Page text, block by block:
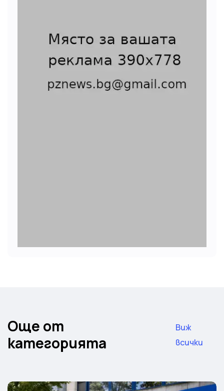
Още от
категорията
Виж
всички